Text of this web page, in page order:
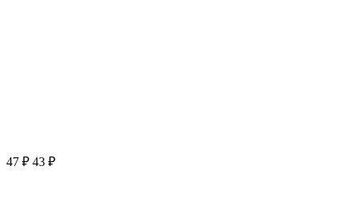
47 ₽ 43 ₽